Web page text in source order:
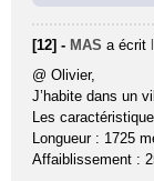
[12] - MAS a écrit
@ Olivier,
J’habite dans un
Les
Longueur : 1725
Affaiblissement :